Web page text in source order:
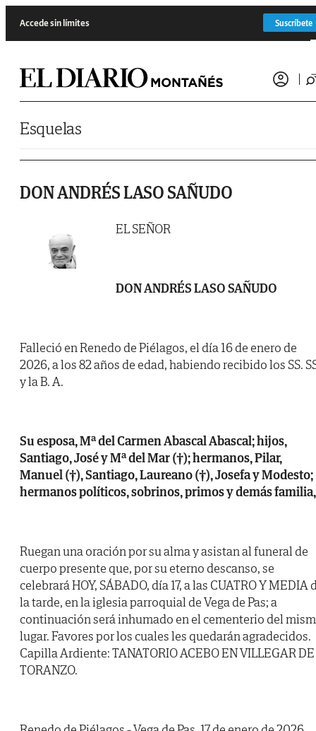
Accede sin límites Suscríbete
Esquelas
DON ANDRÉS LASO SAÑUDO
EL SEÑOR
DON ANDRÉS LASO SAÑUDO
Falleció en Renedo de Piélagos, el día 16 de enero de
2026, a los 82 años de edad, habiendo recibido los SS.
y la B. A.
Su esposa, Mª del Carmen Abascal Abascal; hijos,
Santiago, José y Mª del Mar (†); hermanos, Pilar,
Manuel (†), Santiago, Laureano (†), Josefa y Modesto;
hermanos políticos, sobrinos, primos y demás familia,
Ruegan una oración por su alma y asistan al funeral de
cuerpo presente que, por su eterno descanso, se
celebrará HOY, SÁBADO, día 17, a las CUATRO Y MEDIA
la tarde, en la iglesia parroquial de Vega de Pas; a
continuación será inhumado en el cementerio del
lugar. Favores por los cuales les quedarán agradecidos.
Capilla Ardiente: TANATORIO ACEBO EN VILLEGAR DE
TORANZO.